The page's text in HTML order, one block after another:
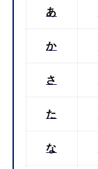
あ
か
さ
た
な